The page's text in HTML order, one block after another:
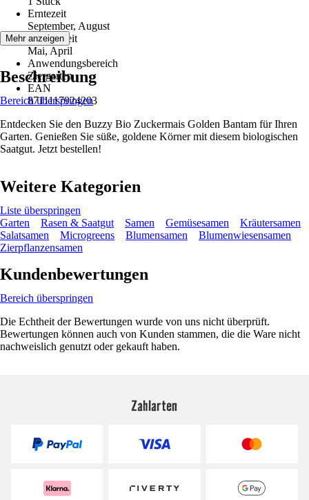
Erntezeit
September, August
Aussaatzeit
Mai, April
Anwendungsbereich
Ziergarten
EAN
8711117924203
Mehr anzeigen
Beschreibung
Bereich überspringen
Entdecken Sie den Buzzy Bio Zuckermais Golden Bantam für Ihren
Garten. Genießen Sie süße, goldene Körner mit diesem biologischen
Saatgut. Jetzt bestellen!
Weitere Kategorien
Liste überspringen
Garten
Rasen & Saatgut Samen Gemüsesamen
Kräutersamen
Salatsamen
Microgreens Blumensamen
Blumenwiesensamen
Zierpflanzensamen
Kundenbewertungen
Bereich überspringen
Die Echtheit der Bewertungen wurde von uns nicht überprüft.
Bewertungen können auch von Kunden stammen, die die Ware nicht
nachweislich genutzt oder gekauft haben.
Zahlarten